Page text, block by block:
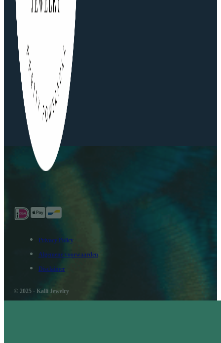
Privacy Policy
Algemene voorwaarden
Disclaimer
© 2025 - Kalli Jewelry